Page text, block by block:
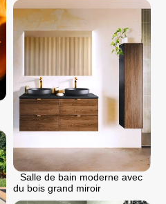
Salle de bain moderne avec
du bois grand miroir